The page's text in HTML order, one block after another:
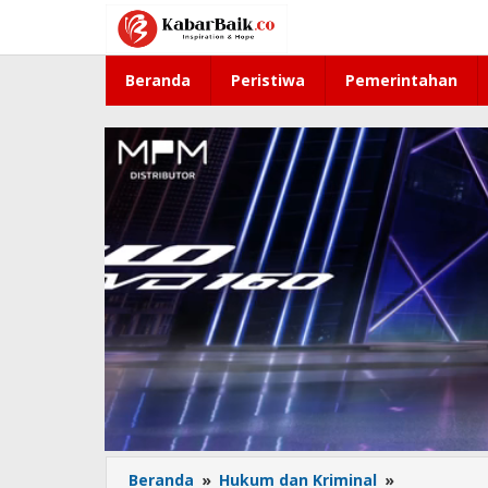
konten
Beranda Peristiwa Pemerintahan
Beranda » Hukum dan Kriminal »